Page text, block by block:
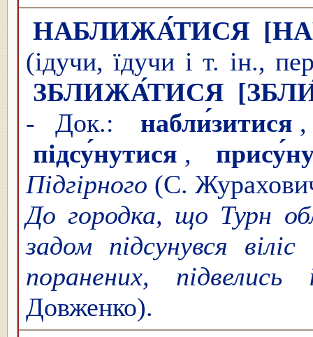
НАБЛИЖА́ТИСЯ
(ідучи, їдучи і т. ін.,
ЗБЛИЖА́ТИСЯ
- Док.:
набли́зитися
підсу́нутися ,
Підгірного (С.
До городка, що Турн
задом підсунувся віліс
поранених,
Довженко).